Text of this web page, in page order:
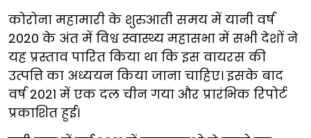
कोरोना महामारी के शुरुआती समय में यानी वर्ष
2020 के अंत में विश्व स्वास्थ्य महासभा में सभी देशों ने
यह प्रस्ताव पारित किया था कि इस वायरस की
उत्पत्ति का अध्ययन किया जाना चाहिए। इसके बाद
वर्ष 2021 में एक दल चीन गया और प्रारंभिक रिपोर्ट
प्रकाशित हुई।